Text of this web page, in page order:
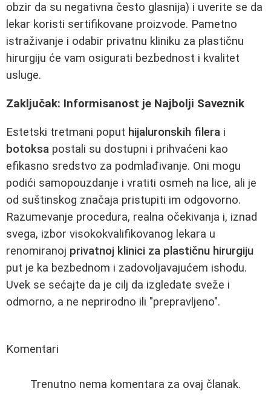
obzir da su negativna često glasnija) i uverite se da
lekar koristi sertifikovane proizvode. Pametno
istraživanje i odabir privatnu kliniku za plastičnu
hirurgiju će vam osigurati bezbednost i kvalitet
usluge.
Zaključak: Informisanost je Najbolji Saveznik
Estetski tretmani poput hijaluronskih filera i
botoksa postali su dostupni i prihvaćeni kao
efikasno sredstvo za podmlađivanje. Oni mogu
podići samopouzdanje i vratiti osmeh na lice, ali je
od suštinskog značaja pristupiti im odgovorno.
Razumevanje procedura, realna očekivanja i, iznad
svega, izbor visokokvalifikovanog lekara u
renomiranoj privatnoj klinici za plastičnu hirurgiju
put je ka bezbednom i zadovoljavajućem ishodu.
Uvek se sećajte da je cilj da izgledate sveže i
odmorno, a ne neprirodno ili "prepravljeno".
Komentari
Trenutno nema komentara za ovaj članak.